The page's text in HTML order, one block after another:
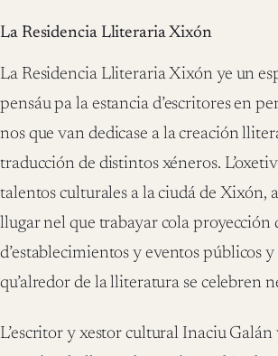
La Residencia Lliteraria Xixón
La Residencia Lliteraria Xixón ye un
pensáu pa la estancia d’escritores en
nos que van dedicase a la creación
traducción de distintos xéneros.
talentos culturales a la ciudá de Xixón,
llugar nel que trabayar cola proyección
d’establecimientos y eventos públicos
qu’alredor de la lliteratura se celebren
L’escritor y xestor cultural Inaciu